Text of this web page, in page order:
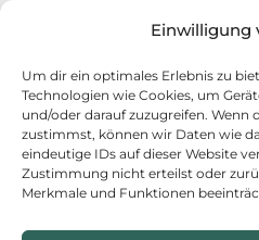
Einwilligung
Um dir ein optimales Erlebnis zu
Technologien wie Cookies, um
und/oder darauf zuzugreifen. Wenn
zustimmst, können wir Daten wie
eindeutige IDs auf dieser Website
Zustimmung nicht erteilst oder
Merkmale und Funktionen
FREITAG 09:00